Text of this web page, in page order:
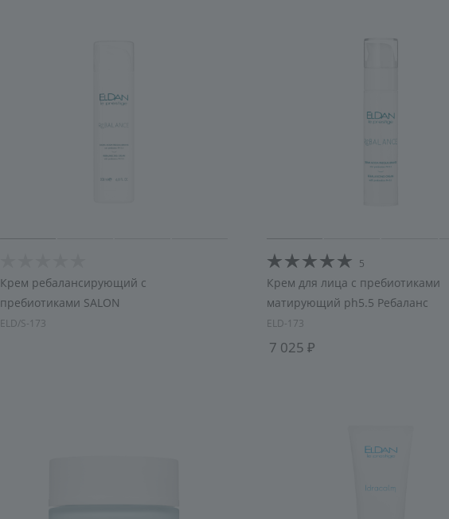
Крем ребалансирующий с
пребиотиками SALON
ELD/S-173
5
Крем для лица с пребиотиками
матирующий ph5.5 Ребаланс
ELD-173
7 025